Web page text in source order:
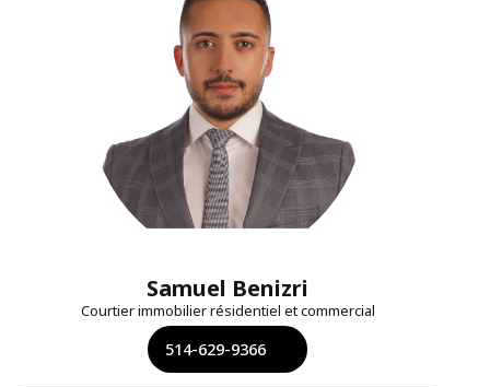
Samuel Benizri
Courtier immobilier résidentiel et commercial
514-629-9366